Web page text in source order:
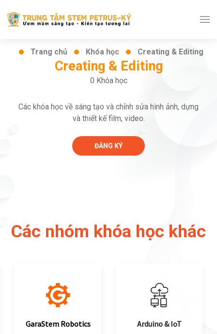
Trang chủ Khóa học Creating & Editing
Creating & Editing
0 Khóa học
Các khóa học về sáng tạo và chỉnh sửa hình ảnh, dựng
và thiết kế film, video.
ĐĂNG KÝ
Các nhóm khóa học khác
GaraStem Robotics Arduino & IoT